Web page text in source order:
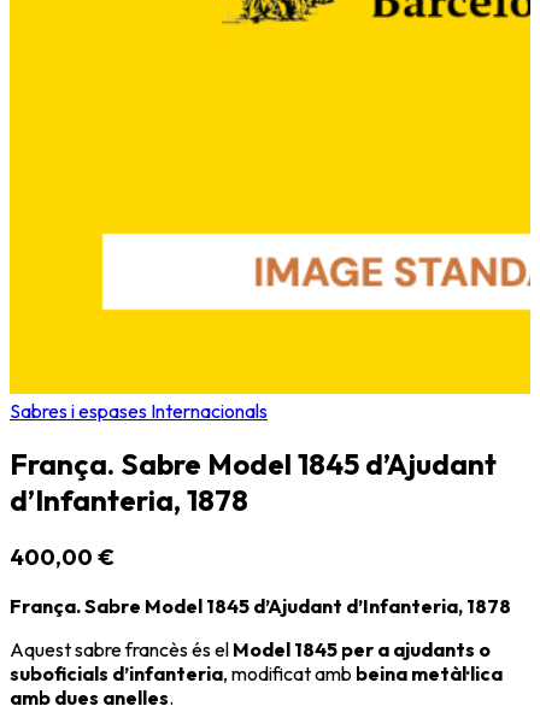
Sabres i espases Internacionals
França. Sabre Model 1845 d’Ajudant
d’Infanteria, 1878
400,00 €
França. Sabre Model 1845 d’Ajudant d’Infanteria, 1878
Aquest sabre francès és el Model 1845 per a ajudants o
suboficials d’infanteria, modificat amb beina metàl·lica
amb dues anelles.